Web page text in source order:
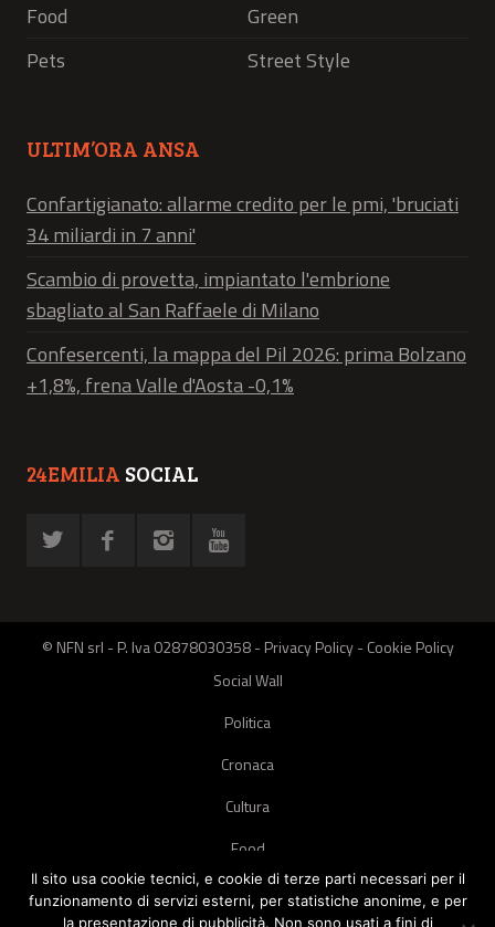
Food
Green
Pets
Street Style
ULTIM’ORA ANSA
Confartigianato: allarme credito per le pmi, 'bruciati
34 miliardi in 7 anni'
Scambio di provetta, impiantato l'embrione
sbagliato al San Raffaele di Milano
Confesercenti, la mappa del Pil 2026: prima Bolzano
+1,8%, frena Valle d'Aosta -0,1%
24EMILIA SOCIAL
© NFN srl - P. Iva 02878030358 -Privacy Policy-Cookie Policy
Social Wall
Politica
Cronaca
Cultura
Food
Green
Il sito usa cookie tecnici, e cookie di terze parti necessari per il
funzionamento di servizi esterni, per statistiche anonime, e per
la presentazione di pubblicità. Non sono usati a fini di